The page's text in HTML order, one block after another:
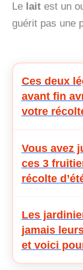
Le lait est un
guérit pas une
Ces deux
avant fin
votre
Vous avez
ces 3
récolte
Les
jamais
et voici